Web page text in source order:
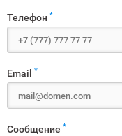
Телефон *
Email *
Сообщение *